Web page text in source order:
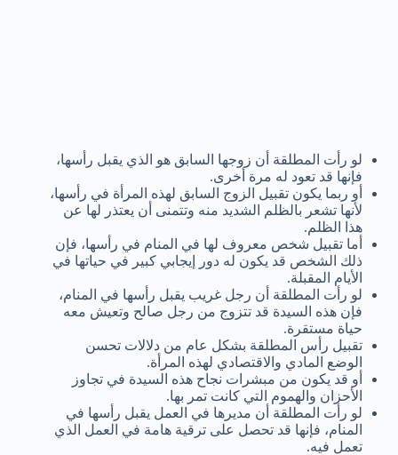
لو رأت المطلقة أن زوجها السابق هو الذي يقبل رأسها،
فإنها قد تعود له مرة أخرى.
أو ربما يكون تقبيل الزوج السابق لهذه المرأة في رأسها،
لأنها تشعر بالظلم الشديد منه وتتمنى أن يعتذر لها عن
هذا الظلم.
أما تقبيل شخص معروف لها في المنام في رأسها، فإن
ذلك الشخص قد يكون له دور إيجابي كبير في حياتها في
الأيام المقبلة.
لو رأت المطلقة أن رجل غريب يقبل رأسها في المنام،
فإن هذه السيدة قد تتزوج من رجل صالح وتعيش معه
حياة مستقرة.
تقبيل رأس المطلقة بشكل عام من دلالات تحسن
الوضع المادي والاقتصادي لهذه المرأة.
أو قد يكون من مبشرات نجاح هذه السيدة في تجاوز
الأحزان والهموم التي كانت تمر بها.
لو رأت المطلقة أن مديرها في العمل يقبل رأسها في
المنام، فإنها قد تحصل على ترقية هامة في العمل الذي
تعمل فيه.